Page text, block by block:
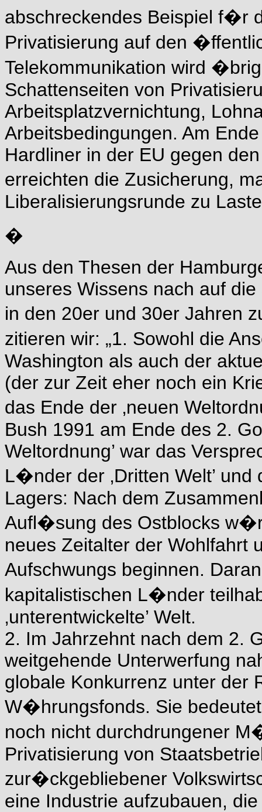
abschreckendes Beispiel f�r
Privatisierung auf den
Telekommunikation wird
Schattenseiten von
Arbeitsplatzvernichtung,
Arbeitsbedingungen. Am
Hardliner in der EU gegen
erreichten die Zusicherung,
Liberalisierungsrunde zu
�
Aus den Thesen der
unseres Wissens nach auf
in den 20er und 30er Jahren
zitieren wir: „1. Sowohl die
Washington als auch der
(der zur Zeit eher noch ein
das Ende der ‚neuen
Bush 1991 am Ende des 2.
Weltordnung’ war das
L�nder der ‚Dritten Welt’
Lagers: Nach dem
Aufl�sung des Ostblocks
neues Zeitalter der Wohlfahrt
Aufschwungs beginnen.
kapitalistischen L�nder
‚unterentwickelte’ Welt.
2. Im Jahrzehnt nach dem 2.
weitgehende Unterwerfung
globale Konkurrenz unter der
W�hrungsfonds. Sie
noch nicht durchdrungener
Privatisierung von
zur�ckgebliebener
eine Industrie aufzubauen,